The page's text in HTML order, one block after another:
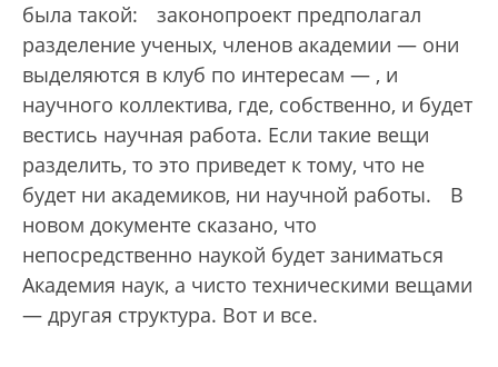
была такой:
законопроект предполагал
разделение ученых, членов академии — они
выделяются в клуб по интересам — , и
научного коллектива, где, собственно, и будет
вестись научная работа. Если такие вещи
разделить, то это приведет к тому, что не
будет ни академиков, ни научной работы.
В
новом документе сказано, что
непосредственно наукой будет заниматься
Академия наук, а чисто техническими вещами
— другая структура. Вот и все.